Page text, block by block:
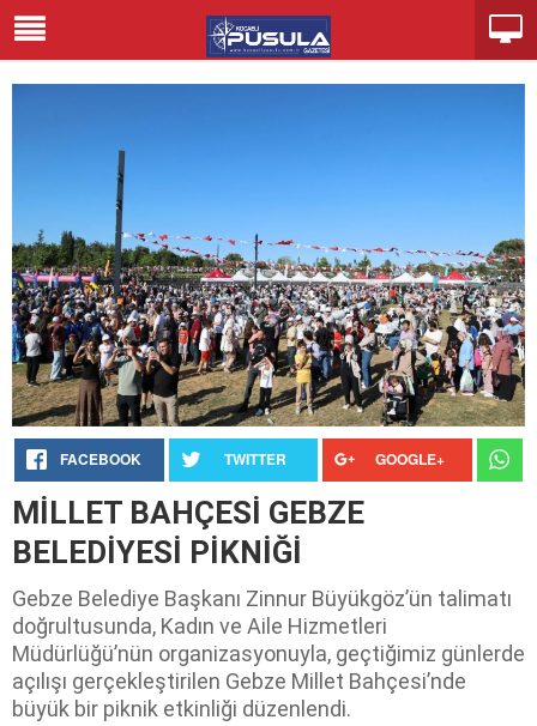
FACEBOOK TWITTER GOOGLE+
MİLLET BAHÇESİ GEBZE
BELEDİYESİ PİKNİĞİ
Gebze Belediye Başkanı Zinnur Büyükgöz’ün talimatı
doğrultusunda, Kadın ve Aile Hizmetleri
Müdürlüğü’nün organizasyonuyla, geçtiğimiz günlerde
açılışı gerçekleştirilen Gebze Millet Bahçesi’nde
büyük bir piknik etkinliği düzenlendi.